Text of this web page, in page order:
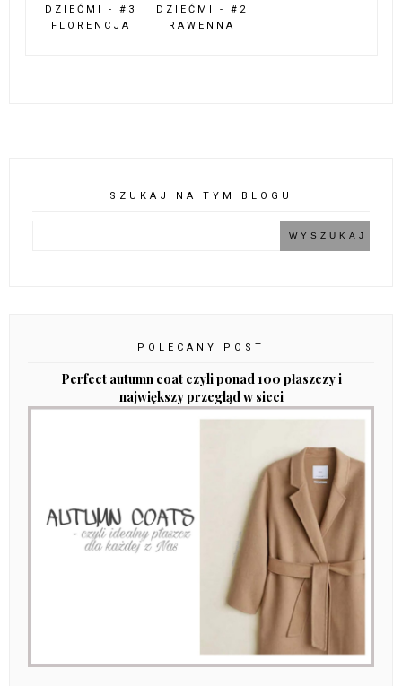
DZIEĆMI - #3
FLORENCJA
DZIEĆMI - #2
RAWENNA
SZUKAJ NA TYM BLOGU
POLECANY POST
Perfect autumn coat czyli ponad 100 płaszczy i
największy przegląd w sieci